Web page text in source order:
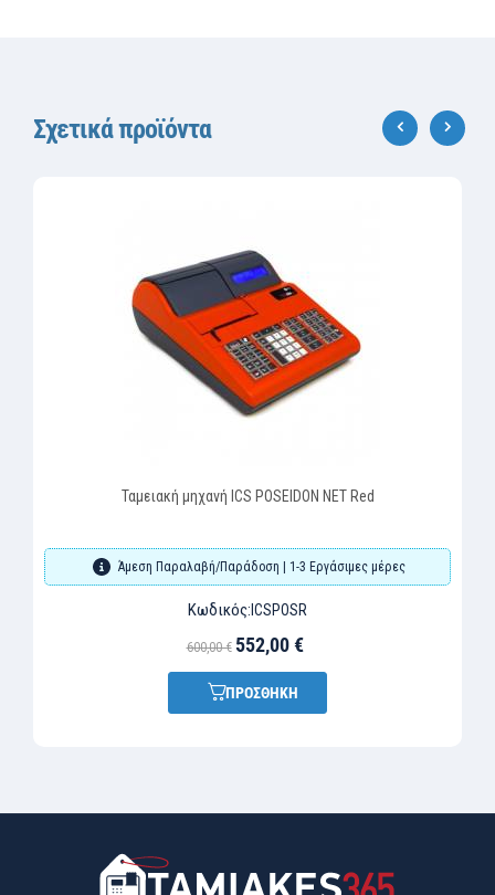
Σχετικά προϊόντα
Ταμειακή μηχανή ICS POSEIDON NET Red
Άμεση Παραλαβή/Παράδοση | 1-3 Εργάσιμες μέρες
Κωδικός: ICSPOSR
600,00 € 552,00 €
ΠΡΟΣΘΗΚΗ